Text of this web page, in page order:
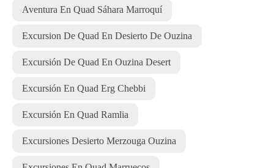
Aventura En Quad Sáhara Marroquí
Excursion De Quad En Desierto De Ouzina
Excursión De Quad En Ouzina Desert
Excursión En Quad Erg Chebbi
Excursión En Quad Ramlia
Excursiones Desierto Merzouga Ouzina